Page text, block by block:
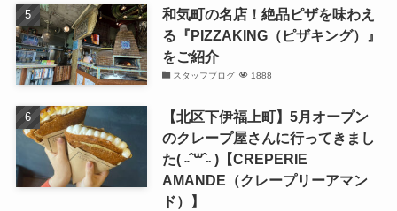
和気町の名店！絶品ピザを味わえ
る『PIZZAKING（ピザキング）』
をご紹介
スタッフブログ 1888
【北区下伊福上町】5月オープン
のクレープ屋さんに行ってきまし
た( ˶ˆ꒳ˆ˵ )【CREPERIE
AMANDE（クレープリーアマン
ド）】